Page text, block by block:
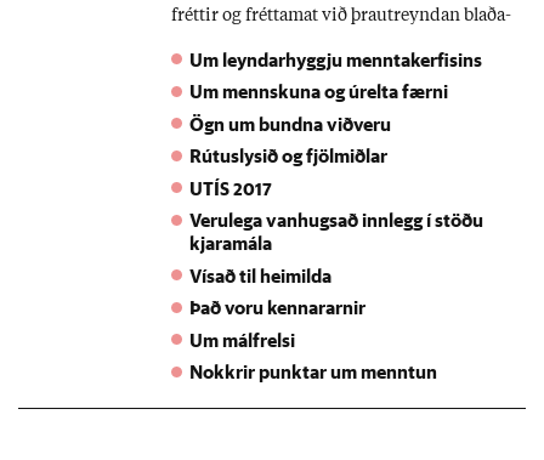
frétt­ir og frétta­mat við þrautreynd­an blaða­
að vera svona nei­kvæð­ar. Fjöl­miðla­mað­ur­
inn taldi það nán­ast liggja í eðli frétta. Þær
fjöll­uðu um hið óvenju­lega. Áföll og hörm­
mála því að það liggi nán­ast í skil­grein­ingu á
frétt að...
Um leyndarhyggju menntakerfisins
Um mennskuna og úrelta færni
Ögn um bundna viðveru
Rútuslysið og fjölmiðlar
UTÍS 2017
Verulega vanhugsað innlegg í stöðu
kjaramála
Vísað til heimilda
Það voru kennararnir
Um málfrelsi
Nokkrir punktar um menntun